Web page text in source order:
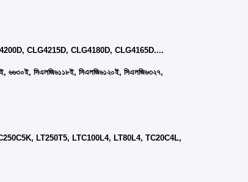
CLG4215D, CLG4180D, CLG4165D....
৬৬৩০ই, সিএলজি৬১১৮ই, সিএলজি৬১২০ই, সিএলজি৬৩২৭,
LT250T5, LTC100L4, LT80L4, TC20C4L,